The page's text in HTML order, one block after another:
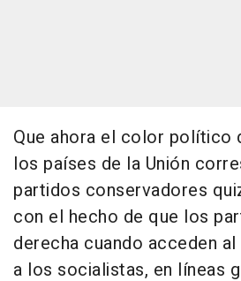
Que ahora el color político
los países de la Unión
partidos conservadores
con el hecho de que los
derecha cuando acceden
a los socialistas, en líneas